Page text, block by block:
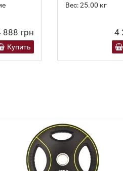
888 грн
Купить
Вес:25.00 кг
4